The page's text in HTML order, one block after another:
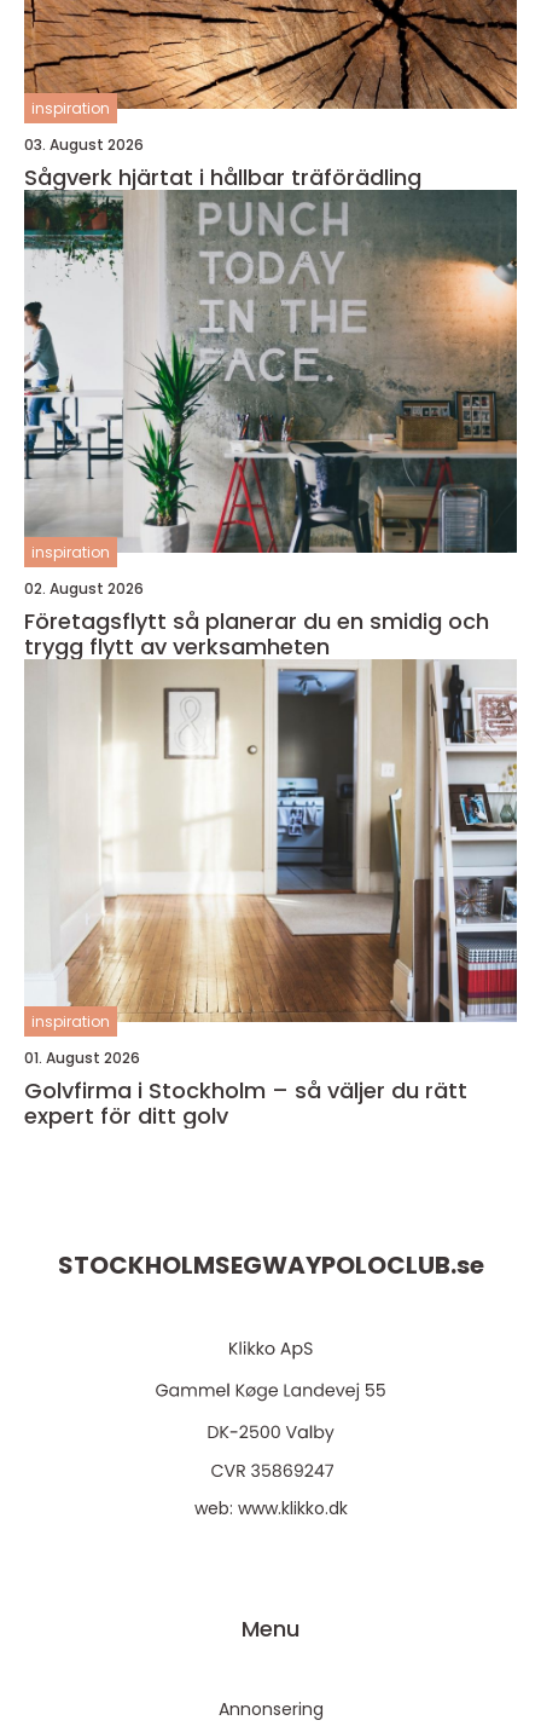
inspiration
03. August 2026
Sågverk hjärtat i hållbar träförädling
inspiration
02. August 2026
Företagsflytt så planerar du en smidig och
trygg flytt av verksamheten
inspiration
01. August 2026
Golvfirma i Stockholm – så väljer du rätt
expert för ditt golv
STOCKHOLMSEGWAYPOLOCLUB.se
web: www.klikko.dk
Menu
Annonsering